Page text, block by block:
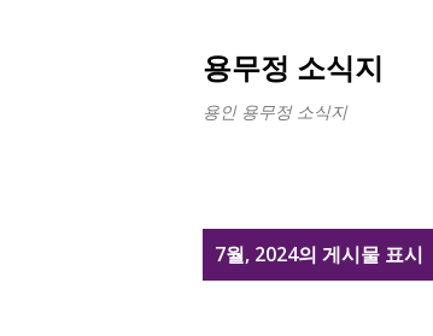
용무정 소식지
용인 용무정 소식지
7월, 2024의 게시물 표시